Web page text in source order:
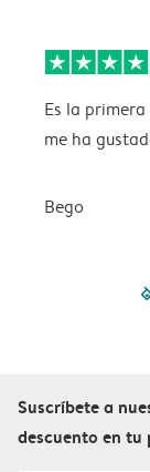
Es la
me ha
Bego
Suscríbete a
descuento en tu